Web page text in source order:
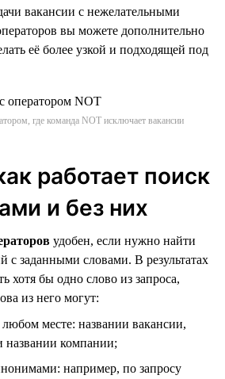
вакансии с нежелательными
вы можете дополнительно
её более узкой и подходящей под
где команда NOT исключает вакансии
работает поиск
и без них
удобен, если нужно найти
с заданными словами. В результатах
хотя бы одно слово из запроса,
из него могут:
любом месте: названии вакансии,
названии компании;
например, по запросу